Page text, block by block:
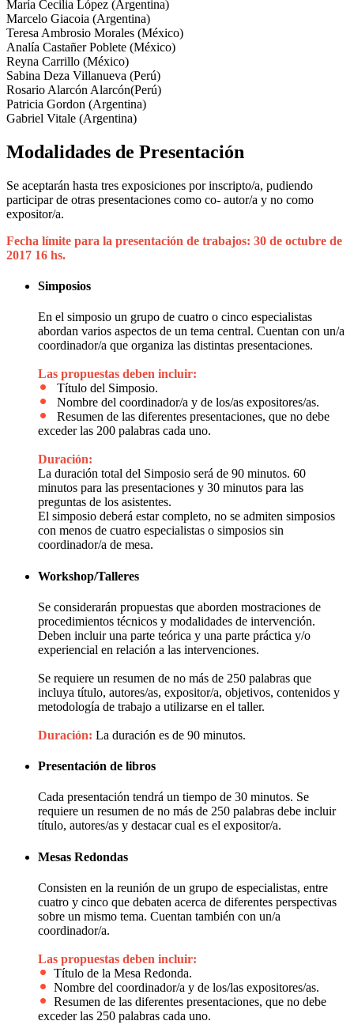
María Cecilia López (Argentina)
Marcelo Giacoia (Argentina)
Teresa Ambrosio Morales (México)
Analía Castañer Poblete (México)
Reyna Carrillo (México)
Sabina Deza Villanueva (Perú)
Rosario Alarcón Alarcón(Perú)
Patricia Gordon (Argentina)
Gabriel Vitale (Argentina)
Modalidades de Presentación
Se aceptarán hasta tres exposiciones por inscripto/a, pudiendo
participar de otras presentaciones como co- autor/a y no como
expositor/a.
Fecha límite para la presentación de trabajos: 30 de octubre de
2017 16 hs.
Simposios
En el simposio un grupo de cuatro o cinco especialistas
abordan varios aspectos de un tema central. Cuentan con un/a
coordinador/a que organiza las distintas presentaciones.
Las propuestas deben incluir:
Título del Simposio.
Nombre del coordinador/a y de los/as expositores/as.
Resumen de las diferentes presentaciones, que no debe
exceder las 200 palabras cada uno.
Duración:
La duración total del Simposio será de 90 minutos. 60
minutos para las presentaciones y 30 minutos para las
preguntas de los asistentes.
El simposio deberá estar completo, no se admiten simposios
con menos de cuatro especialistas o simposios sin
coordinador/a de mesa.
Workshop/Talleres
Se considerarán propuestas que aborden mostraciones de
procedimientos técnicos y modalidades de intervención.
Deben incluir una parte teórica y una parte práctica y/o
experiencial en relación a las intervenciones.
Se requiere un resumen de no más de 250 palabras que
incluya título, autores/as, expositor/a, objetivos, contenidos y
metodología de trabajo a utilizarse en el taller.
Duración: La duración es de 90 minutos.
Presentación de libros
Cada presentación tendrá un tiempo de 30 minutos. Se
requiere un resumen de no más de 250 palabras debe incluir
título, autores/as y destacar cual es el expositor/a.
Mesas Redondas
Consisten en la reunión de un grupo de especialistas, entre
cuatro y cinco que debaten acerca de diferentes perspectivas
sobre un mismo tema. Cuentan también con un/a
coordinador/a.
Las propuestas deben incluir:
Título de la Mesa Redonda.
Nombre del coordinador/a y de los/las expositores/as.
Resumen de las diferentes presentaciones, que no debe
exceder las 250 palabras cada uno.